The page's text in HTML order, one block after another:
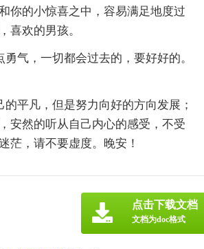
你的小惊喜之中，容易满足地度过
喜欢的男孩。
勇气，一切都会过去的，要好好的。
的平凡，但是努力向好的方向发展；
安然的听从自己内心的感受，不受
茫，请不要虚度。晚安！
点击下载文档
文档为doc格式